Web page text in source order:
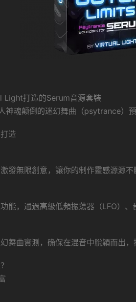
打造的Serum音源套裝
神魂颠倒的迷幻舞曲（psytrance）
造
發無限創意，讓你的制作靈感源源不
能，通過高級低頻振蕩器（LFO）
舞曲實測，确保在混音中脫穎而出，